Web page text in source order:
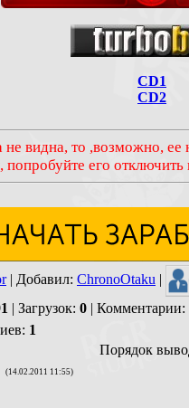
CD1
CD2
не видна, то ,возможно, ее
его отключить
| Добавил: ChronoOtaku |
| Загрузок: 0 | Комментарии:
: 1
Порядок
(14.02.2011 11:55)